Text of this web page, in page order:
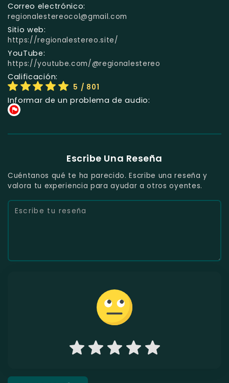
Correo electrónico:
regionalestereocol@gmail.com
Sitio web:
https://regionalestereo.site/
YouTube:
https://youtube.com/@regionalestereo
Calificación:
5 / 801
Informar de un problema de audio:
Escribe Una Reseña
Cuéntanos qué te ha parecido. Escribe una reseña y
valora tu experiencia para ayudar a otros oyentes.